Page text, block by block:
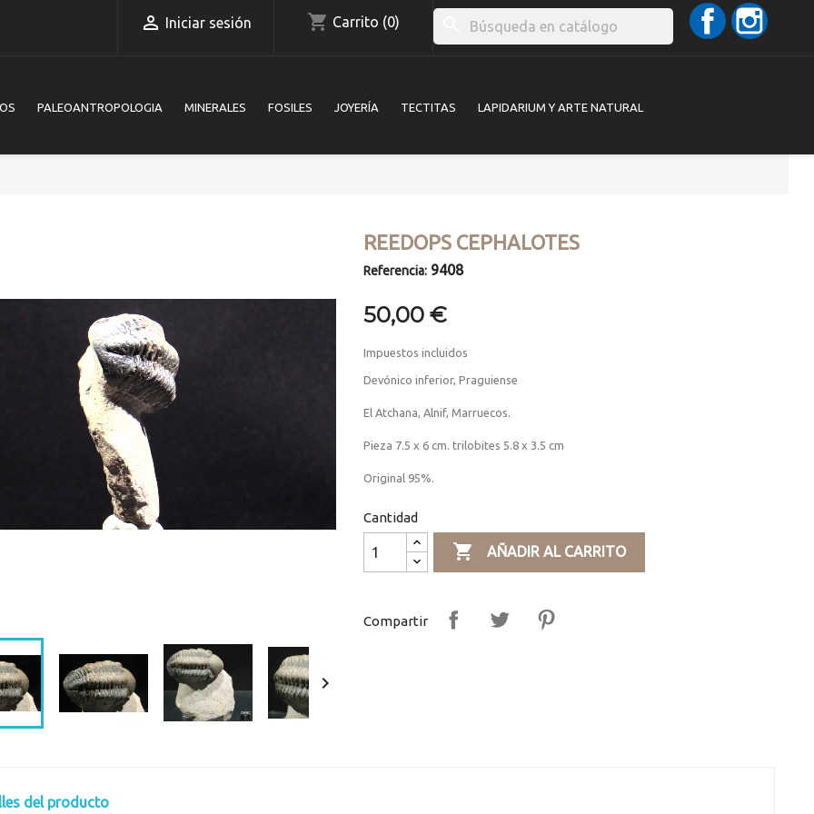
 Iniciar sesión shopping_cart Carrito (0)
Facebook
PALEOANTROPOLOGIA MINERALES FOSILES JOYERÍA TECTITAS LAPIDARIUM Y ARTE NATURAL

REEDOPS CEPHALOTES
Referencia: 9408
50,00 €
Impuestos incluidos
Devónico inferior, Praguiense
El Atchana, Alnif, Marruecos.
Pieza 7.5 x 6 cm. trilobites 5.8 x 3.5 cm
Original 95%.
Cantidad
 AÑADIR AL CARRITO
Compartir
del producto